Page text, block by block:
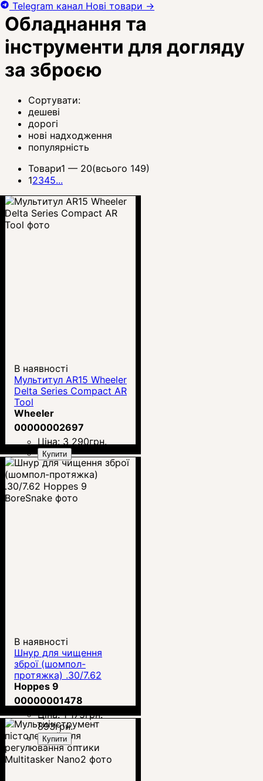
Обладнання та
інструменти для догляду
за зброєю
Сортувати:
дешеві
дорогі
нові надходження
популярність
Товари1 — 20(всього 149)
12345...
В наявності
Mультитул AR15 Wheeler
Delta Series Compact AR
Tool
Wheeler
00000002697
Ціна: 3 290грн.
Купити
В наявності
Шнур для чищення
зброї (шомпол-
протяжка) .30/7.62
Hoppes 9 BoreSnake
Hoppes 9
00000001478
Ціна:1 175грн.
893грн.
Купити
Telegram канал Нові товари →